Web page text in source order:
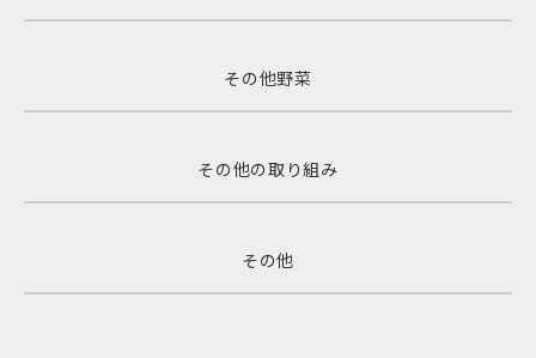
その他野菜
その他の取り組み
その他